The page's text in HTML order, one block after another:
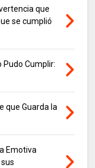
que
se cumplió
Pudo Cumplir:
que Guarda la
Emotiva